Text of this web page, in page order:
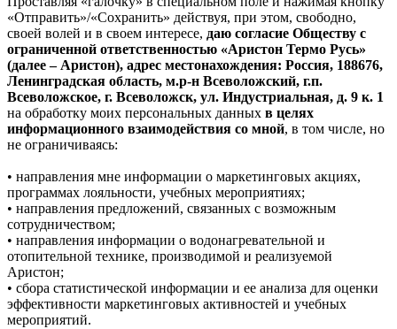
«Отправить»/«Сохранить» действуя, при этом, свободно,
своей волей и в своем интересе, даю согласие Обществу с
ограниченной ответственностью «Аристон Термо Русь»
(далее – Аристон), адрес местонахождения: Россия, 188676,
Ленинградская область, м.р-н Всеволожский, г.п.
Всеволожское, г. Всеволожск, ул. Индустриальная, д. 9 к. 1
на обработку моих персональных данных в целях
информационного взаимодействия со мной, в том числе, но
не ограничиваясь:
• направления мне информации о маркетинговых акциях,
программах лояльности, учебных мероприятиях;
• направления предложений, связанных с возможным
сотрудничеством;
• направления информации о водонагревательной и
отопительной технике, производимой и реализуемой
Аристон;
• сбора статистической информации и ее анализа для оценки
эффективности маркетинговых активностей и учебных
мероприятий.